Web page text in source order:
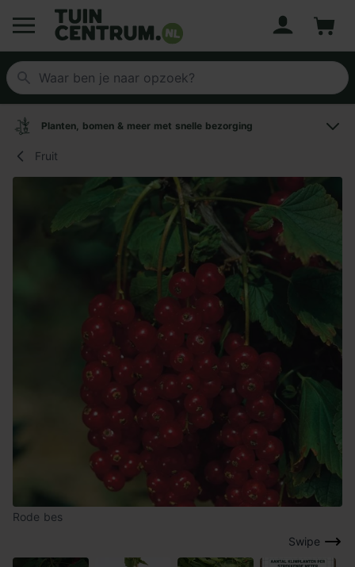
Logo Tuincentrum.nl
Planten, bomen & meer met snelle bezorging
Fruit
Swipe
Rode bes